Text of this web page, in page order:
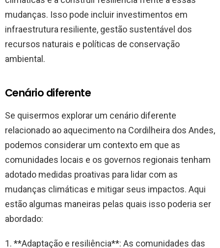
mudanças. Isso pode incluir investimentos em
infraestrutura resiliente, gestão sustentável dos
recursos naturais e políticas de conservação
ambiental.
Cenário diferente
Se quisermos explorar um cenário diferente
relacionado ao aquecimento na Cordilheira dos Andes,
podemos considerar um contexto em que as
comunidades locais e os governos regionais tenham
adotado medidas proativas para lidar com as
mudanças climáticas e mitigar seus impactos. Aqui
estão algumas maneiras pelas quais isso poderia ser
abordado:
1. **Adaptação e resiliência**: As comunidades das